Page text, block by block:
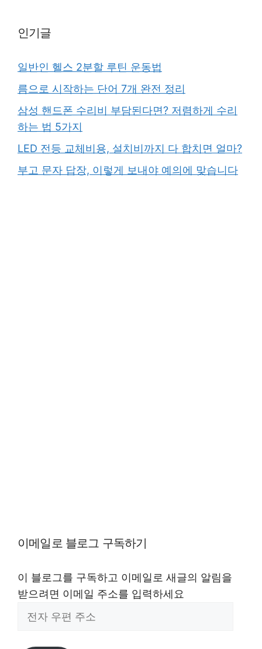
인기글
일반인 헬스 2분할 루틴 운동법
름으로 시작하는 단어 7개 완전 정리
삼성 핸드폰 수리비 부담된다면? 저렴하게 수리
하는 법 5가지
LED 전등 교체비용, 설치비까지 다 합치면 얼마?
부고 문자 답장, 이렇게 보내야 예의에 맞습니다
이메일로 블로그 구독하기
이 블로그를 구독하고 이메일로 새글의 알림을
받으려면 이메일 주소를 입력하세요